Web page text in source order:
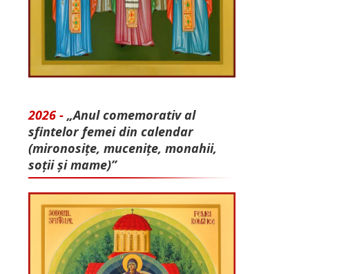
2026 - „Anul comemorativ al
sfintelor femei din calendar
(mironosițe, mu­cenițe, monahii,
soții și mame)”